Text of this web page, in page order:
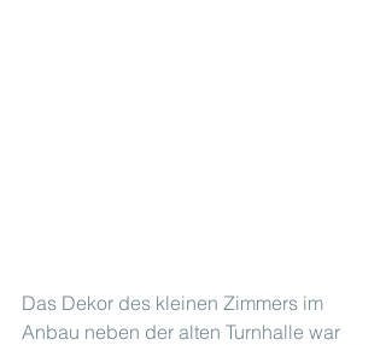
Das Dekor des kleinen Zimmers im
Anbau neben der alten Turnhalle war